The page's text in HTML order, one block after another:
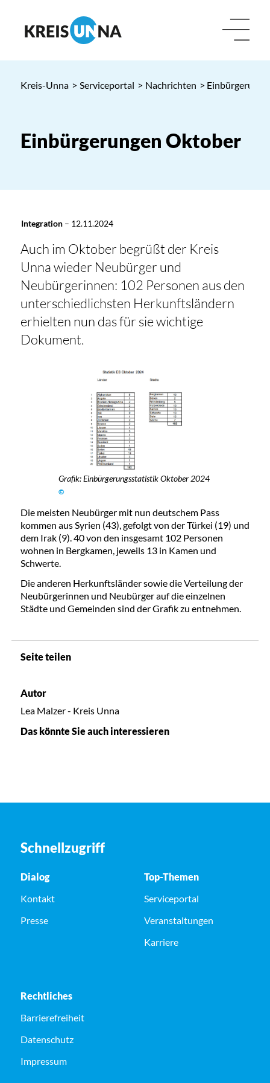
Kreis-Unna > Serviceportal > Nachrichten >
Einbürgerungen Oktober
Integration– 12.11.2024
Auch im Oktober begrüßt der Kreis
Unna wieder Neubürger und
Neubürgerinnen: 102 Personen aus den
unterschiedlichsten Herkunftsländern
erhielten nun das für sie wichtige
Dokument.
Grafik: Einbürgerungsstatistik Oktober 2024
©
Die meisten Neubürger mit nun deutschem Pass
kommen aus Syrien (43), gefolgt von der Türkei (19) und
dem Irak (9). 40 von den insgesamt 102 Personen
wohnen in Bergkamen, jeweils 13 in Kamen und
Schwerte.
Die anderen Herkunftsländer sowie die Verteilung der
Neubürgerinnen und Neubürger auf die einzelnen
Städte und Gemeinden sind der Grafik zu entnehmen.
Seite teilen
Autor
Lea Malzer - Kreis Unna
Das könnte Sie auch interessieren
Schnellzugriff
Dialog
Kontakt
Presse
Top-Themen
Serviceportal
Veranstaltungen
Karriere
Rechtliches
Barrierefreiheit
Datenschutz
Impressum